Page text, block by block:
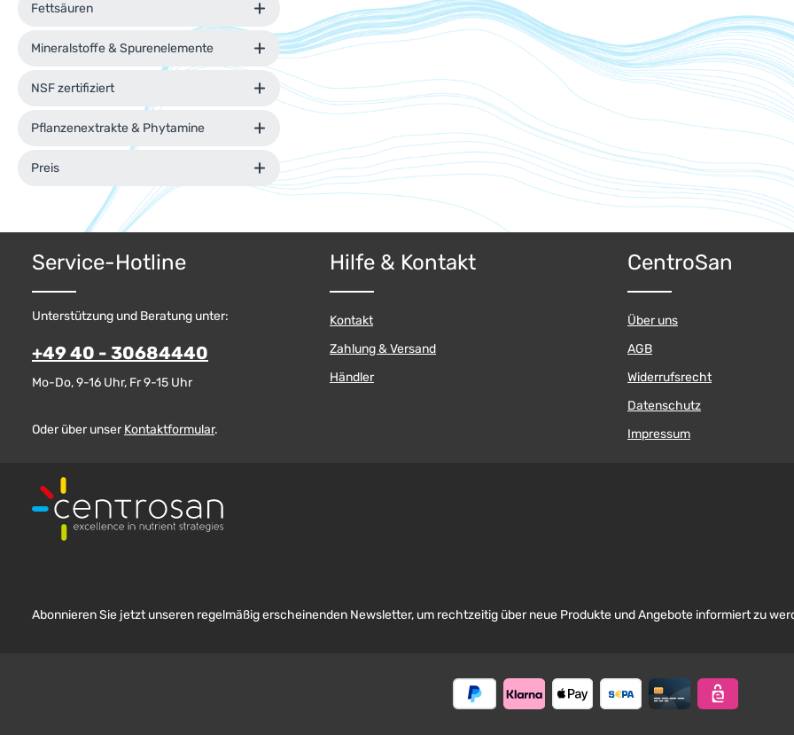
Fettsäuren
Mineralstoffe & Spurenelemente
NSF zertifiziert
Pflanzenextrakte & Phytamine
Preis
Service-Hotline
Unterstützung und Beratung unter:
+49 40 - 30684440
Mo-Do, 9-16 Uhr, Fr 9-15 Uhr
Oder über unserKontaktformular.
Hilfe & Kontakt
Kontakt
Zahlung & Versand
Händler
CentroSan
Über uns
AGB
Widerrufsrecht
Datenschutz
Impressum
Abonnieren Sie jetzt unseren regelmäßig erscheinenden Newsletter, um rechtzeitig über neue Produkte und Angebote informiert zu